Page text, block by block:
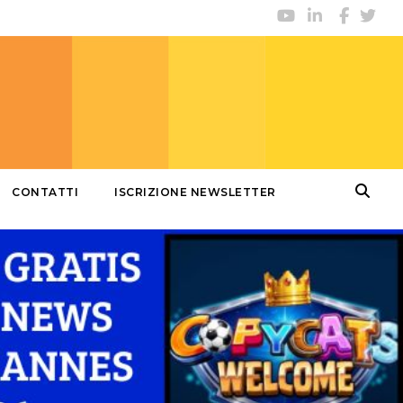
CONTATTI ISCRIZIONE NEWSLETTER